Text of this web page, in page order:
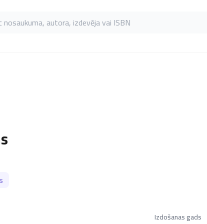
nosaukuma, autora, izdevēja vai ISBN
Izdošanas gads